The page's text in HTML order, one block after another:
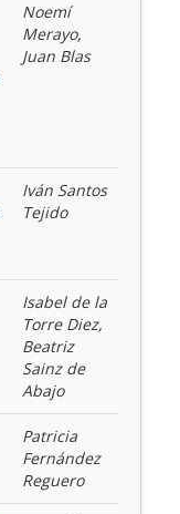
Noemí
Merayo,
Juan Blas
Iván Santos
Tejido
Isabel de la
Torre Diez,
Beatriz
Sainz de
Abajo
Patricia
Fernández
Reguero